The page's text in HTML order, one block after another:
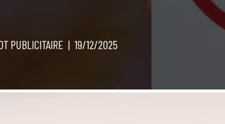
PUBLICITAIRE 19/12/2025